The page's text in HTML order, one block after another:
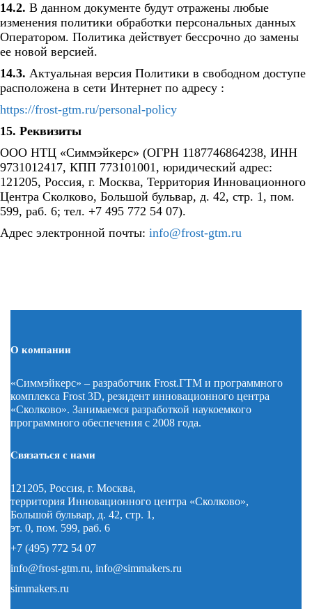
14.2. В данном документе будут отражены любые
изменения политики обработки персональных данных
Оператором. Политика действует бессрочно до замены
ее новой версией.
14.3. Актуальная версия Политики в свободном доступе
расположена в сети Интернет по адресу :
https://frost-gtm.ru/personal-policy
15. Реквизиты
ООО НТЦ «Симмэйкерс» (ОГРН 1187746864238, ИНН
9731012417, КПП 773101001, юридический адрес:
121205, Россия, г. Москва, Территория Инновационного
Центра Сколково, Большой бульвар, д. 42, стр. 1, пом.
599, раб. 6; тел. +7 495 772 54 07).
Адрес электронной почты: info@frost-gtm.ru
О компании
«Симмэйкерс» – разработчик Frost.ГТМ и программного
комплекса Frost 3D, резидент инновационного центра
«Сколково». Занимаемся разработкой наукоемкого
программного обеспечения с 2008 года.
Связаться с нами
121205, Россия, г. Москва,
территория Инновационного центра «Сколково»,
Большой бульвар, д. 42, стр. 1,
эт. 0, пом. 599, раб. 6
+7 (495) 772 54 07
info@frost-gtm.ru, info@simmakers.ru
simmakers.ru